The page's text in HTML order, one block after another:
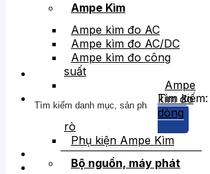
Tìm kiếm:
Ampe Kìm
Ampe kìm đo AC
Ampe kìm đo AC/DC
Ampe kìm đo công
suất
Ampe
kìm đo
dòng
rò
Phụ kiện Ampe Kìm
Bộ nguồn, máy phát